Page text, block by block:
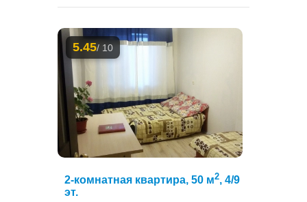
5.45/ 10
2-комнатная квартира, 50 м2, 4/9
эт.